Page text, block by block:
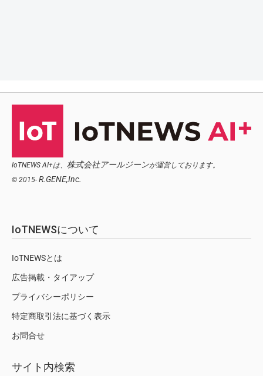
IoTNEWS AI+は、 株式会社アールジーンが運営しております。
© 2015- R.GENE,Inc.
IoTNEWSについて
IoTNEWSとは
広告掲載・タイアップ
プライバシーポリシー
特定商取引法に基づく表示
お問合せ
サイト内検索